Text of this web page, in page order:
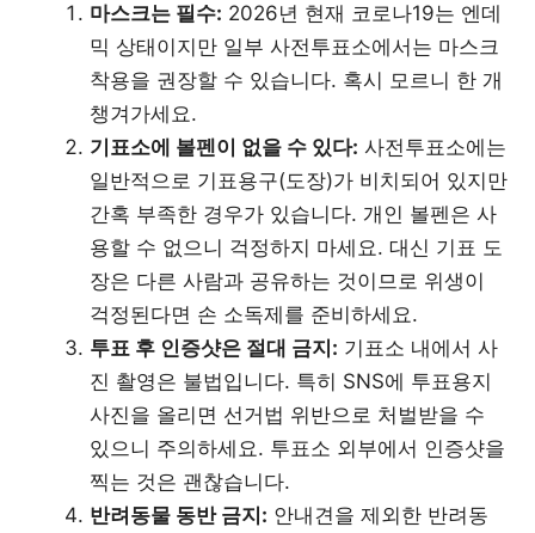
마스크는 필수: 2026년 현재 코로나19는 엔데
믹 상태이지만 일부 사전투표소에서는 마스크
착용을 권장할 수 있습니다. 혹시 모르니 한 개
챙겨가세요.
기표소에 볼펜이 없을 수 있다: 사전투표소에는
일반적으로 기표용구(도장)가 비치되어 있지만
간혹 부족한 경우가 있습니다. 개인 볼펜은 사
용할 수 없으니 걱정하지 마세요. 대신 기표 도
장은 다른 사람과 공유하는 것이므로 위생이
걱정된다면 손 소독제를 준비하세요.
투표 후 인증샷은 절대 금지: 기표소 내에서 사
진 촬영은 불법입니다. 특히 SNS에 투표용지
사진을 올리면 선거법 위반으로 처벌받을 수
있으니 주의하세요. 투표소 외부에서 인증샷을
찍는 것은 괜찮습니다.
반려동물 동반 금지: 안내견을 제외한 반려동